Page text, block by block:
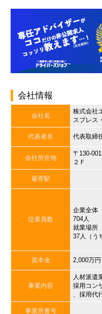
会社情報
会社名
株式会社
スプレス
代表者名 代表取締
会社所在地
〒130-
２Ｆ
最寄駅
従業員数
企業全体
704人
就業場所
37人（う
資本金 2,000万円
事業内容
人材派遣
採用コン
、採用代
事業所番号